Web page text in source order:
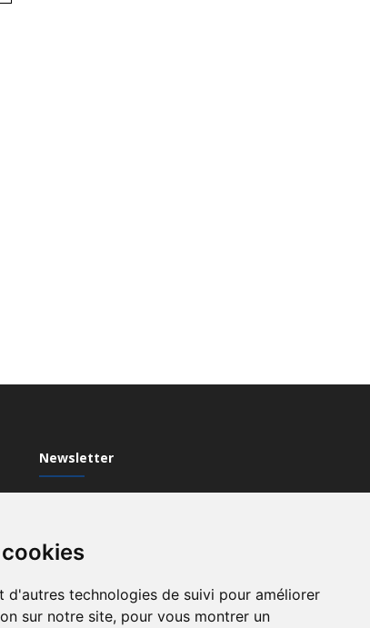
d'autres technologies de suivi pour améliorer
sur notre site, pour vous montrer un
Newsletter